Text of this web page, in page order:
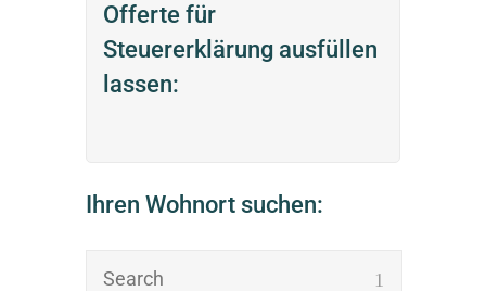
Offerte für
Steuererklärung ausfüllen
lassen:
Ihren Wohnort suchen: